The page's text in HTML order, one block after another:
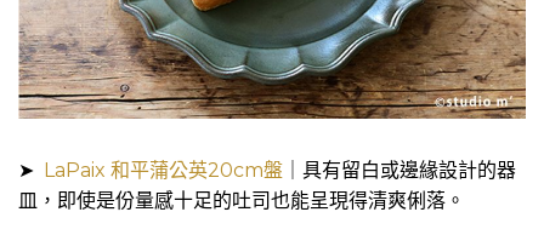
➤ LaPaix 和平蒲公英20cm盤 ｜具有留白或邊緣設計的器
皿，即使是份量感十足的吐司也能呈現得清爽俐落。